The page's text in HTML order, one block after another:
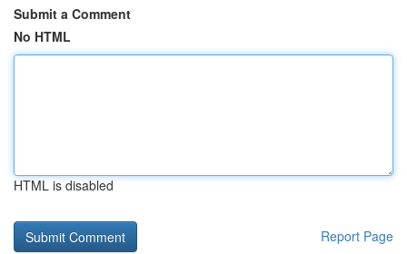
Submit a Comment
No HTML
HTML is disabled
Report Page